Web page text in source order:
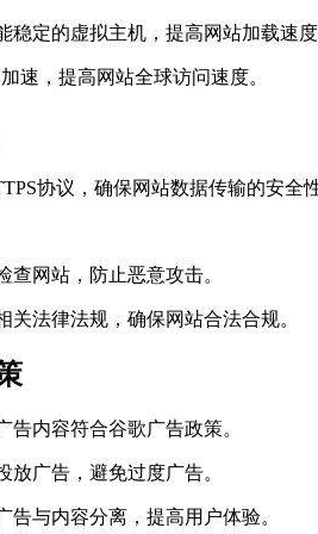
稳定的虚拟主机，提高网站加载速度
速，提高网站全球访问速度。
协议，确保网站数据传输的安全性
查网站，防止恶意攻击。
关法律法规，确保网站合法合规。
告内容符合谷歌广告政策。
放广告，避免过度广告。
告与内容分离，提高用户体验。